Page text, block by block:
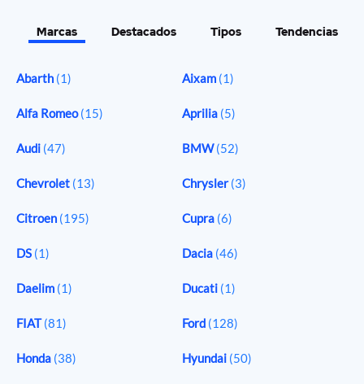
Marcas Destacados Tipos Tendencias
Abarth (1) Aixam (1)
Alfa Romeo(15) Aprilia (5)
Audi (47) BMW(52)
Chevrolet (13) Chrysler(3)
Citroen (195) Cupra (6)
DS (1) Dacia (46)
Daelim (1) Ducati (1)
FIAT(81) Ford (128)
Honda (38) Hyundai (50)